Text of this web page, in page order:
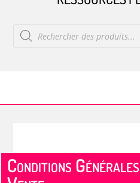
Recherche
de
produits
Conditions